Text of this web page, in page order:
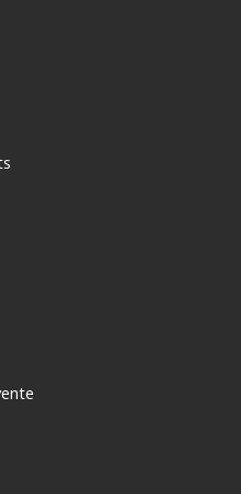
CPL Plus+ 52 mm
52 mm
Plus+ 52mm - Filtre photo
2030 à partir de 49 euros
24H vers un point
valable uniquement
de 20Kg.
hors remises au panier, basé
effectivement calculés dans le